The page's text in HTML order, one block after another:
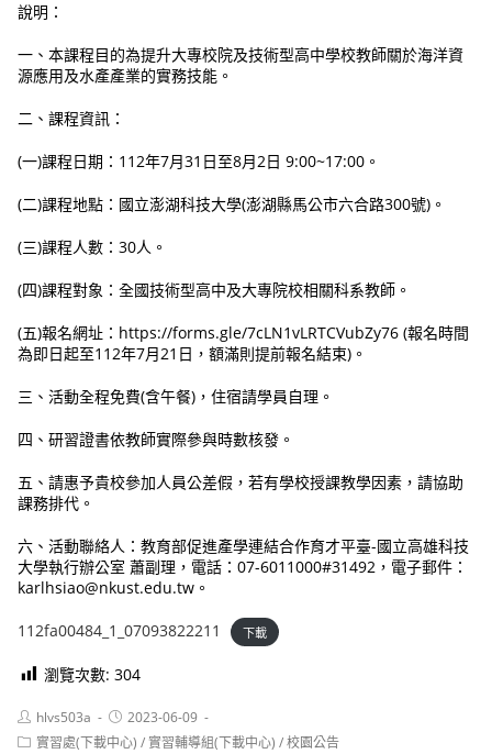
說明：
一、本課程目的為提升大專校院及技術型高中學校教師關於海洋資
源應用及水產產業的實務技能。
二、課程資訊：
(一)課程日期：112年7月31日至8月2日 9:00~17:00。
(二)課程地點：國立澎湖科技大學(澎湖縣馬公市六合路300號)。
(三)課程人數：30人。
(四)課程對象：全國技術型高中及大專院校相關科系教師。
(五)報名網址：https://forms.gle/7cLN1vLRTCVubZy76 (報名時間
為即日起至112年7月21日，額滿則提前報名結束)。
三、活動全程免費(含午餐)，住宿請學員自理。
四、研習證書依教師實際參與時數核發。
五、請惠予貴校參加人員公差假，若有學校授課教學因素，請協助
課務排代。
六、活動聯絡人：教育部促進產學連結合作育才平臺-國立高雄科技
大學執行辦公室 蕭副理，電話：07-6011000#31492，電子郵件：
karlhsiao@nkust.edu.tw。
112fa00484_1_07093822211 下載
瀏覽次數: 304
Post
author:
hlvs503a
Post
published:
2023-06-09
Post實習處(下載中心) / 實習輔導組(下載中心) /校園公告